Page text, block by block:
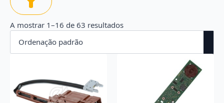
A mostrar 1–16 de 63 resultados